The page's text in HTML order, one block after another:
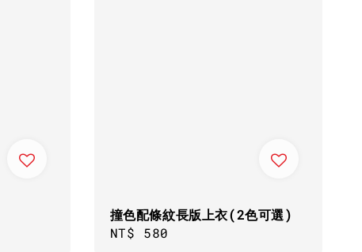
撞色配條紋長版上衣(2色可選)
Regular
NT$ 580